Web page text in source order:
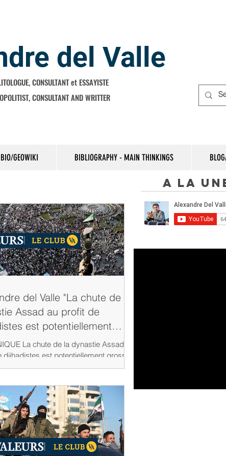
del Valle
CONSULTANT et ESSAYISTE
CONSULTANT AND WRITTER
BIO/GEOWIKI BIBLIOGRAPHY - MAIN THINKINGS
A la
del Valle "La chute de la
Assad au profit de
est potentiellement
de dangers"
dynastie Assad au
djihadistes est potentiellement grosse
particulièrement pour la France,...